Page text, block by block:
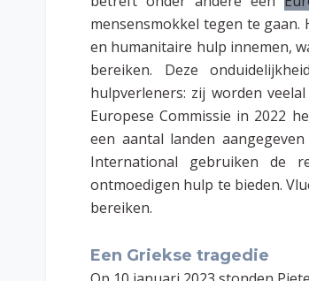
mensensmokkel tegen te
en humanitaire hulp innemen,
bereiken. Deze
hulpverleners: zij worden
Europese Commissie in 2022
een aantal landen
International gebruiken de
ontmoedigen hulp te bieden.
bereiken.
Een Griekse tragedie